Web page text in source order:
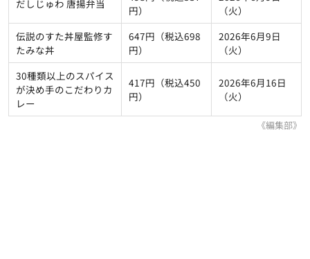
だしじゅわ 唐揚弁当
円）
（火）
伝説のすた丼屋監修す
たみな丼
647円（税込698
円）
2026年6月9日
（火）
30種類以上のスパイス
が決め手のこだわりカ
レー
417円（税込450
円）
2026年6月16日
（火）
《編集部》